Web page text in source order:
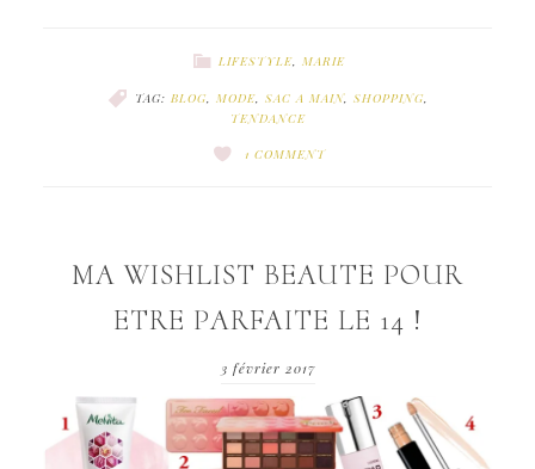
LIFESTYLE, MARIE
TAG: BLOG, MODE, SAC A MAIN, SHOPPING,
TENDANCE
1 COMMENT
MA WISHLIST BEAUTE POUR
ETRE PARFAITE LE 14 !
3 février 2017